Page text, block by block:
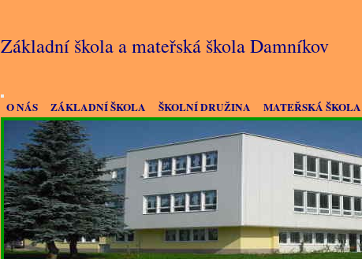
O NÁS ZÁKLADNÍ ŠKOLA ŠKOLNÍ DRUŽINA MATEŘSKÁ ŠKOLA
Základní škola a mateřská škola Damníkov